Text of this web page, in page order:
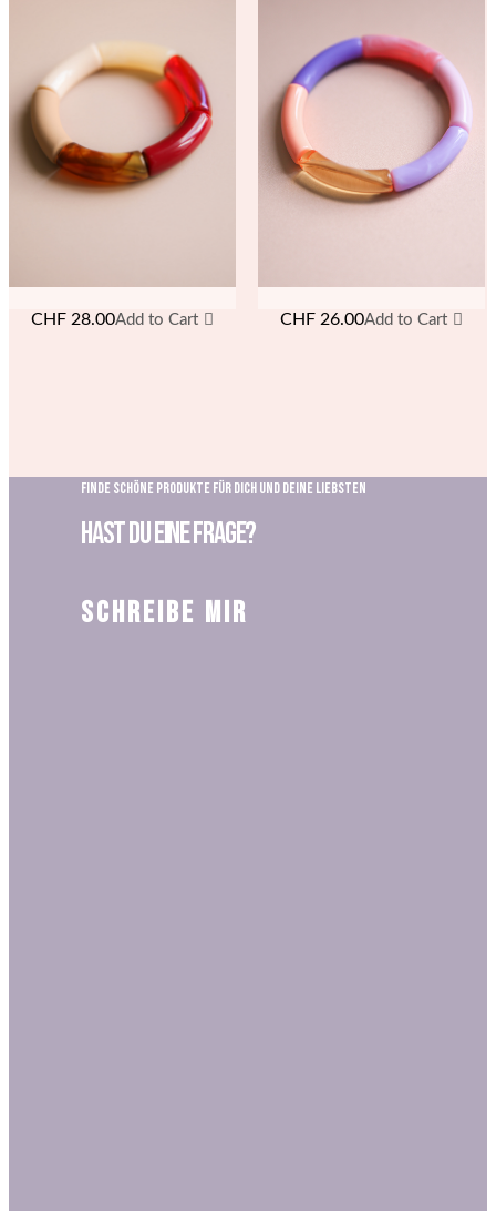
CHF 28.00Add to Cart CHF 26.00Add to Cart
FINDE SCHÖNE PRODUKTE FÜR DICH UND DEINE LIEBSTEN
HAST DU EINE FRAGE?
SCHREIBE Mir